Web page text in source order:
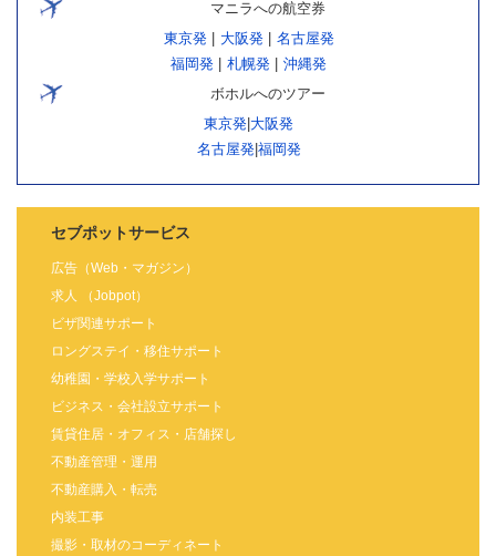
マニラへの航空券
東京発| 大阪発| 名古屋発
福岡発
札幌発
沖縄発
ボホルへのツアー
東京発 大阪発
名古屋発| 福岡発
セブポットサービス
広告（Web・マガジン）
求人 （Jobpot）
ビザ関連サポート
ロングステイ・移住サポート
幼稚園・学校入学サポート
ビジネス・会社設立サポート
賃貸住居・オフィス・店舗探し
不動産管理・運用
不動産購入・転売
内装工事
撮影・取材のコーディネート